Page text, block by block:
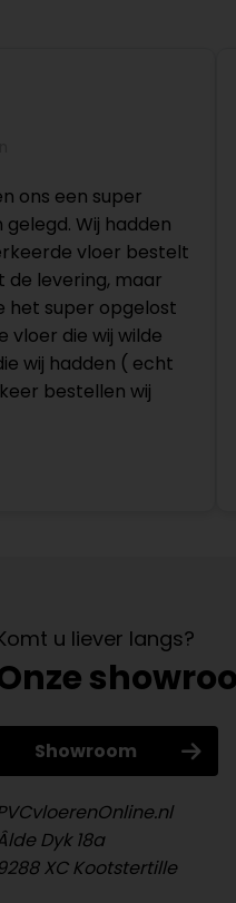
ons een super
Wij hadden
vloer bestelt
de levering, maar
het super opgelost
vloer die wij wilde
wij hadden ( echt
bestellen wij
u liever langs?
Showroom
Dyk 18a
XC Kootstertille